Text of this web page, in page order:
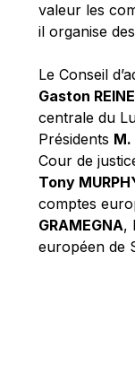
Paolo
Pat
Pierre
Robert
Robert
valeur les
il organise
Le Conseil
Gaston
centrale du
Présidents M.
Cour de
Tony
comptes
GRAMEGNA,
européen de